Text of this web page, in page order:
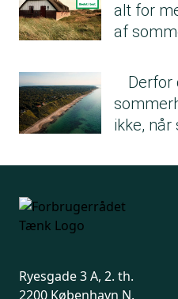
alt for
af
ikke, når
Ryesgade 3 A, 2. th.
2200 København N.